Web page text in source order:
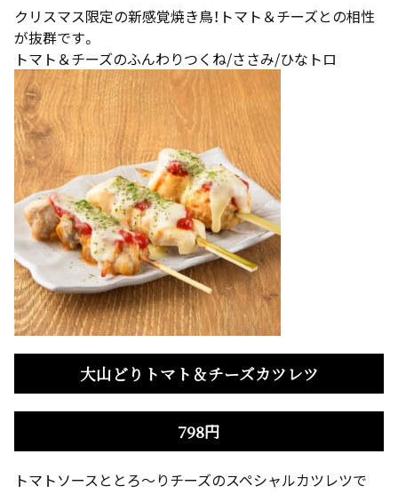
クリスマス限定の新感覚焼き鳥！トマト＆チーズとの相性
が抜群です。
トマト＆チーズのふんわりつくね/ささみ/ひなトロ
大山どりトマト＆チーズカツレツ
798円
トマトソースととろ～りチーズのスペシャルカツレツで